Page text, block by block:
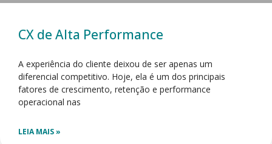
CX de Alta Performance
A experiência do cliente deixou de ser apenas um
diferencial competitivo. Hoje, ela é um dos principais
fatores de crescimento, retenção e performance
operacional nas
LEIA MAIS »